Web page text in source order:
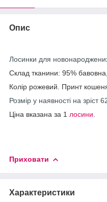
Опис
Лосинки для
Склад тканини: 95%
Колір рожевий. Принт
Розмір у наявності на зріст
Ціна вказана за 1 лосини
Приховати
Характеристики